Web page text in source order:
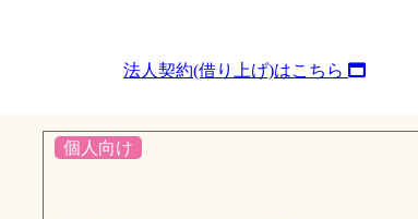
法人契約(借り上げ)はこちら
個人向け